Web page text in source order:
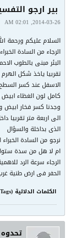
بير ارجو
2014-03-26, 02:01 AM
السلام عليكم ورحمة
الرجاء من السادة
تقربيا ياخذ شكل
الاسفل عند كسر
كامل لون الغظاء ابيض
وجدنا كسر فخار
الى اربعة متر تقربيا
الذى بداخلة والسؤال
نرجو من السادة
ام لا هل من سدة
الرجاء سرعة الرد
الحفر فى ارض طنية غرب النيل
الكلمات الدلالية (Tags):